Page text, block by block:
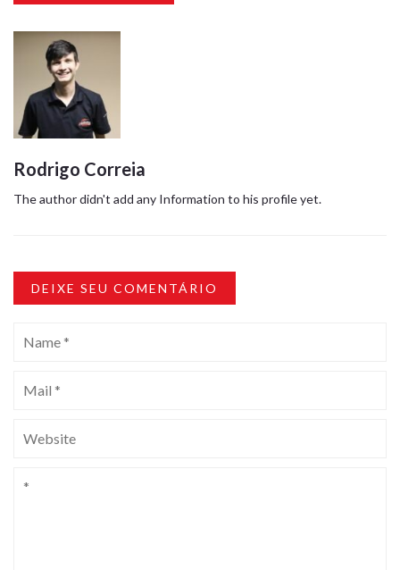
Rodrigo Correia
The author didn't add any Information to his profile yet.
DEIXE SEU COMENTÁRIO